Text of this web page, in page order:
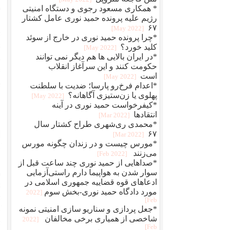
* همکاری مسعود رجوی و دستگاه امنیتی
رژیم علیه پرونده حمید نوری عامل کشتار
۶۷
[2022 May]
*چرا پرونده حمید نوری در خارج از سوئد
کلید خورد؟
[2022 May]
*در ایران بالایی ها هم دیگر نمی توانند
حکومت کنند و این سرآغاز انقلاب
است
[2022 May]
*اعدام فرخ‌رو پارسا؛ ضديت با سلطنت
پهلوی يا زن‌ستيزی آگاهانه؟
[2022 May]
*کیفرخواست حمید نوری در آینه
انتقادها
[2022 Mar]
*محمدی‌ ری‌شهری طراح کشتار سال
۶۷
[2022 Mar]
*مورس چیست و در زندان چگونه مورس
می‌زنند
[2022 Feb]
*صداهایی از حمید نوری چند ساعت قبل از
سوار شدن به هواپیما دارم راستی‌آزمایی
ادعاهای قوه قضاییه جمهوری اسلامی در
مورد دادگاه حمید نوری-بخش سوم
[2022
Feb]
*جعل پردازی و سناريو سازی امنيتی نمونه
شاخصی از همياری برخی مخالفان
[2022
Feb]